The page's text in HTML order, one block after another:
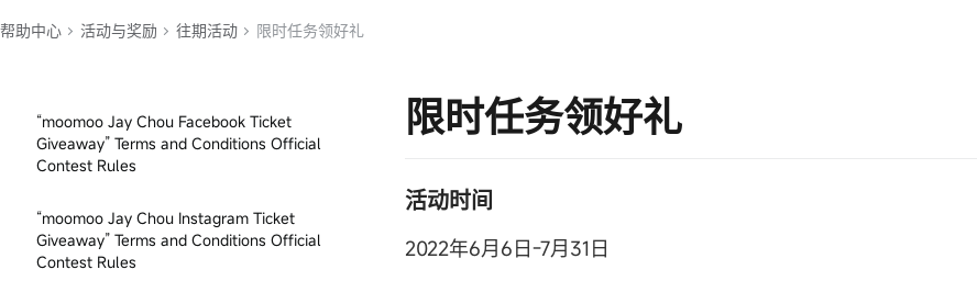
帮助中心 活动与奖励 往期活动 限时任务领好礼
“moomoo Jay Chou Telegram Ticket
“moomoo Jay Chou Facebook Ticket
Giveaway” Terms and Conditions Official
Contest Rules
“moomoo Jay Chou Instagram Ticket
Giveaway” Terms and Conditions Official
Contest Rules
限时任务领好礼
活动时间
2022年6月6日-7月31日